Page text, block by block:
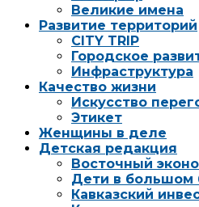
Великие имена
Развитие территорий
CITY TRIP
Городское
Инфраструктура
Качество жизни
Искусство
Этикет
Женщины в деле
Детская редакция
Восточный
Дети в большом
Кавказский